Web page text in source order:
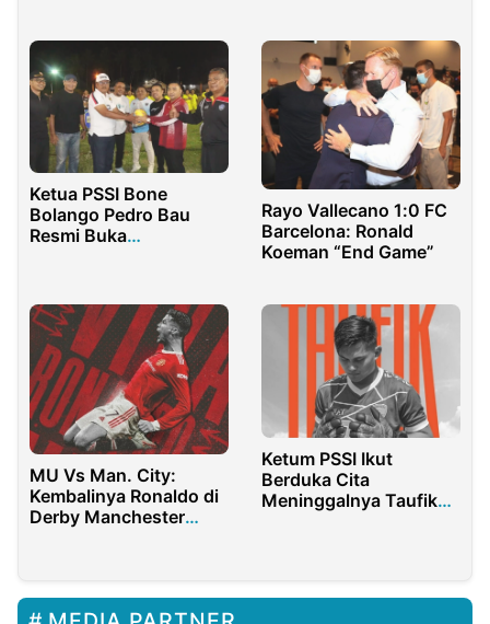
Ketua PSSI Bone
Bolango Pedro Bau
Resmi Buka
Menyala
Rayo Vallecano 1:0 FC
Barcelona: Ronald
Koeman “End Game”
MU Vs Man. City:
Kembalinya Ronaldo di
Derby Manchester
Ketum PSSI Ikut
Berduka Cita
Meninggalnya Taufik